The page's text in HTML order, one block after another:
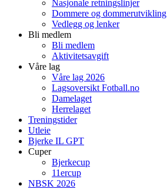
Nasjonale retningslinjer
Dommere og dommerutvikling
Vedlegg og lenker
Bli medlem
Bli medlem
Aktivitetsavgift
Våre lag
Våre lag 2026
Lagsoversikt Fotball.no
Damelaget
Herrelaget
Treningstider
Utleie
Bjerke IL GPT
Cuper
Bjerkecup
11ercup
NBSK 2026